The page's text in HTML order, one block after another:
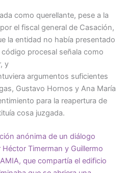
como querellante, pese a la
el fiscal general de Casación,
la entidad no había presentado
procesal señala como
y
argumentos suficientes
Gustavo Hornos y Ana María
para la reapertura de
cosa juzgada.
anónima de un diálogo
Timerman y Guillermo
que compartía el edificio